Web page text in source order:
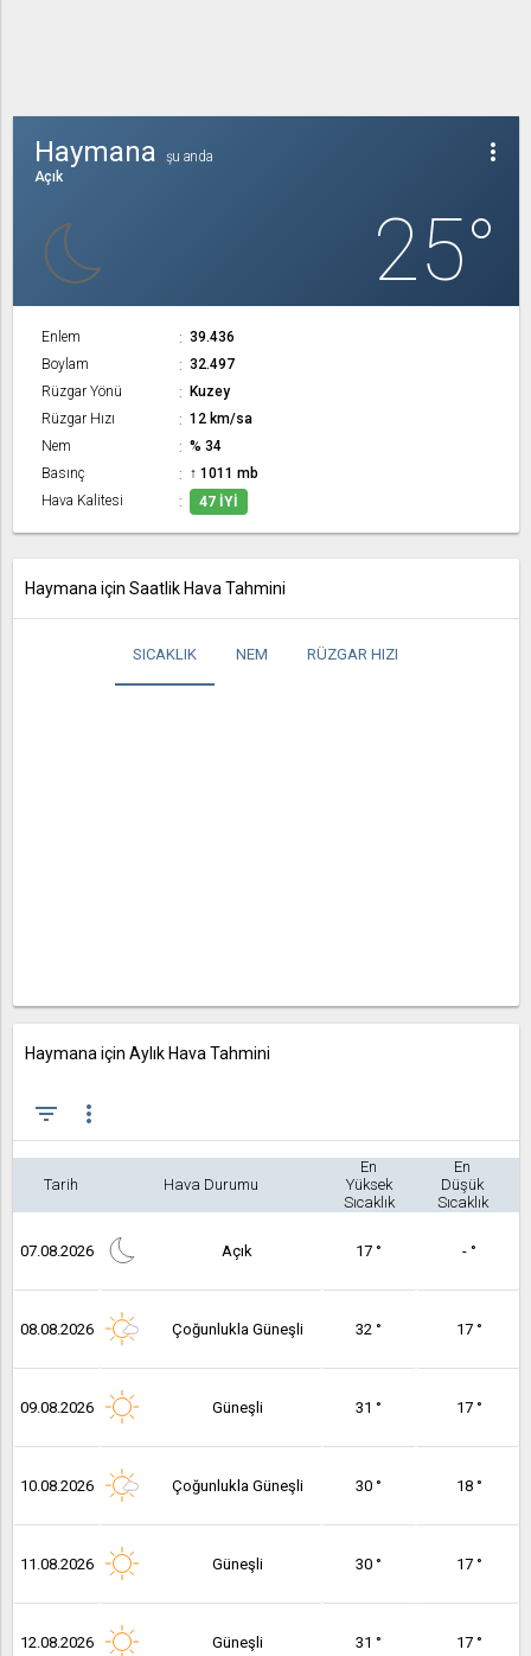
more_vert
Haymana
şu anda
Açık
25°
Enlem
39.436
Boylam
32.497
Rüzgar Yönü
Kuzey
Rüzgar Hızı
12 km/sa
Nem
% 34
Basınç
↑ 1011 mb
Hava Kalitesi
47 İYI
Haymana için Saatlik Hava Tahmini
SICAKLIK NEM RÜZGAR HIZI
Haymana için Aylık Hava Tahmini
filter_list more_vert
Tarih Hava Durumu
En
Yüksek
Sıcaklık
En
Düşük
Sıcaklık
07.08.2026 Açık 17 ° - °
08.08.2026 Çoğunlukla Güneşli 32 ° 17 °
09.08.2026 Güneşli 31 ° 17 °
10.08.2026 Çoğunlukla Güneşli 30 ° 18 °
11.08.2026 Güneşli 30 ° 17 °
12.08.2026 Güneşli 31 ° 17 °